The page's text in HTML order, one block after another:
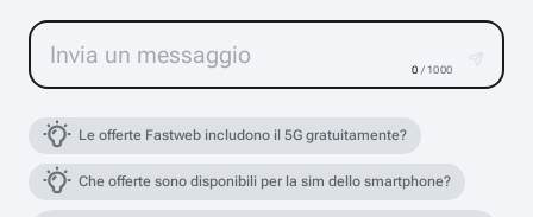
0 / 1000
Le offerte Fastweb includono il 5G gratuitamente?
Che offerte sono disponibili per la sim dello smartphone?